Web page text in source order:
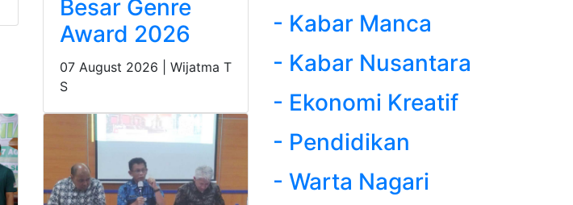
Besar Genre
Award 2026
07 August 2026 | Wijatma T
S
- Kabar Manca
- Kabar Nusantara
- Ekonomi Kreatif
- Pendidikan
- Warta Nagari